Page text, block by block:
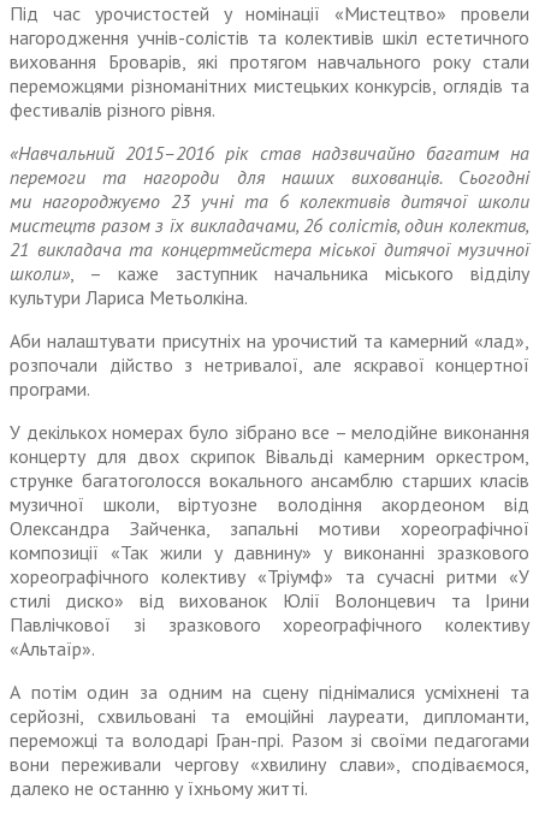
Під час урочистостей у номінації «Мистецтво» провели
нагородження учнів-солістів та колективів шкіл естетичного
виховання Броварів, які протягом навчального року стали
переможцями різноманітних мистецьких конкурсів, оглядів та
фестивалів різного рівня.
«Навчальний 2015–2016 рік став надзвичайно багатим на
перемоги та нагороди для наших вихованців. Сьогодні
ми нагороджуємо 23 учні та 6 колективів дитячої школи
мистецтв разом з їх викладачами, 26 солістів, один колектив,
21 викладача та концертмейстера міської дитячої музичної
школи», – каже заступник начальника міського відділу
культури Лариса Метьолкіна.
Аби налаштувати присутніх на урочистий та камерний «лад»,
розпочали дійство з нетривалої, але яскравої концертної
програми.
У декількох номерах було зібрано все – мелодійне виконання
концерту для двох скрипок Вівальді камерним оркест­ром,
струнке багатоголосся вокального ансамблю старших класів
музичної школи, віртуозне володіння акордеоном від
Олександра Зайченка, запальні мотиви хореографічної
композиції «Так жили у давнину» у виконанні зразкового
хорео­графічного колективу «Тріумф» та сучасні ритми «У
стилі диско» від вихованок Юлії Волонцевич та Ірини
Павлічкової зі зразкового хореографічного колективу
«Альтаїр».
А потім один за одним на сцену піднімалися усміхнені та
серйозні, схвильовані та емоційні лауреати, дипломанти,
переможці та володарі Гран-прі. Разом зі своїми педагогами
вони переживали чергову «хвилину слави», сподіваємося,
далеко не останню у їхньому житті.